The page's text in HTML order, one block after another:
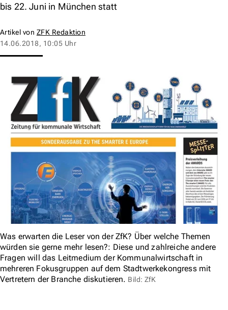
bis 22. Juni in München statt
Artikel von ZFK Redaktion
14.06.2018, 10:05 Uhr
Was erwarten die Leser von der ZfK? Über welche Themen
würden sie gerne mehr lesen?: Diese und zahlreiche andere
Fragen will das Leitmedium der Kommunalwirtschaft in
mehreren Fokusgruppen auf dem Stadtwerkekongress mit
Vertretern der Branche diskutieren. Bild: ZfK